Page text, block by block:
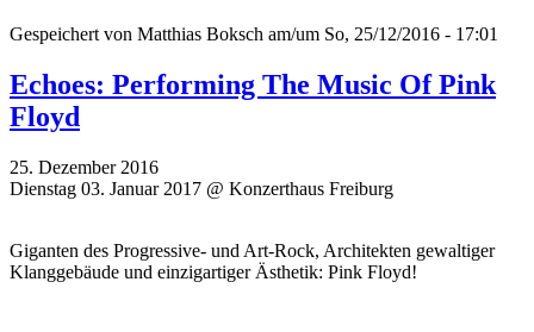
Gespeichert von Matthias Boksch am/um So, 25/12/2016 - 17:01
Echoes: Performing The Music Of Pink
Floyd
25. Dezember 2016
Dienstag 03. Januar 2017 @ Konzerthaus Freiburg
Giganten des Progressive- und Art-Rock, Architekten gewaltiger
Klanggebäude und einzigartiger Ästhetik: Pink Floyd!